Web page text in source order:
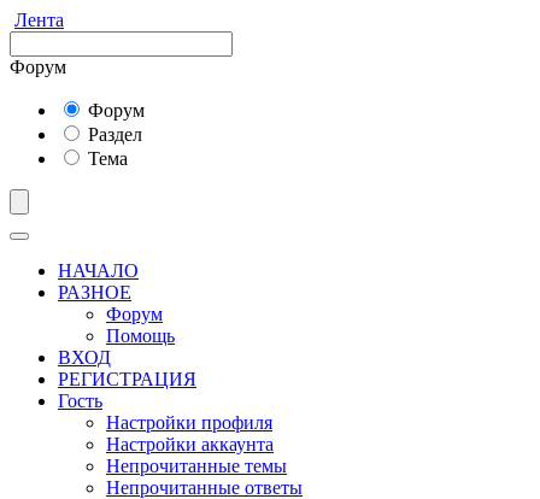
Лента
Форум
Форум
Раздел
Тема
НАЧАЛО
РАЗНОЕ
Форум
Помощь
ВХОД
РЕГИСТРАЦИЯ
Гость
Настройки профиля
Настройки аккаунта
Непрочитанные темы
Непрочитанные ответы